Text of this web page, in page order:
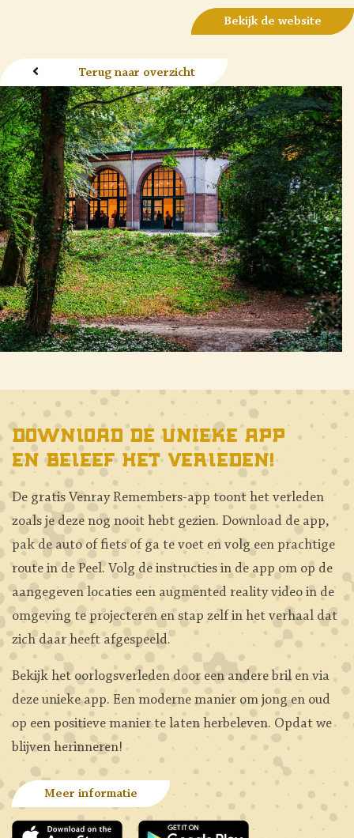
Bekijk de website
Terug naar overzicht
Download de unieke app
en beleef het verleden!
De gratis Venray Remembers-app toont het verleden
zoals je deze nog nooit hebt gezien. Download de app,
pak de auto of fiets of ga te voet en volg een prachtige
route in de Peel. Volg de instructies in de app om op de
aangegeven locaties een augmented reality video in de
omgeving te projecteren en stap zelf in het verhaal dat
zich daar heeft afgespeeld.
Bekijk het oorlogsverleden door een andere bril en via
deze unieke app. Een moderne manier om jong en oud
op een positieve manier te laten herbeleven. Opdat we
blijven herinneren!
Meer informatie